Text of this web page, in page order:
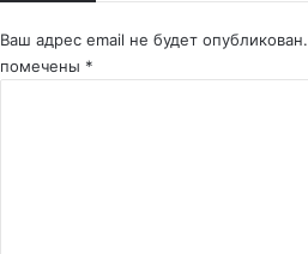
Ваш адрес email не будет опубликован.
помечены *